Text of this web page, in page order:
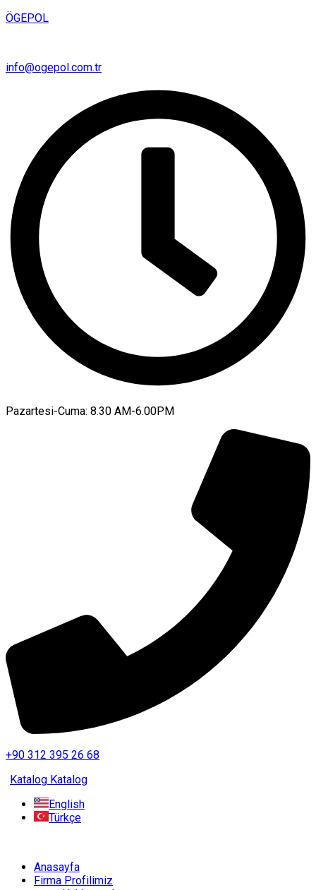
ÖGEPOL
info@ogepol.com.tr
Pazartesi-Cuma: 8.30 AM-6.00PM
+90 312 395 26 68
Katalog Katalog
English
Türkçe
Anasayfa
Firma Profilimiz